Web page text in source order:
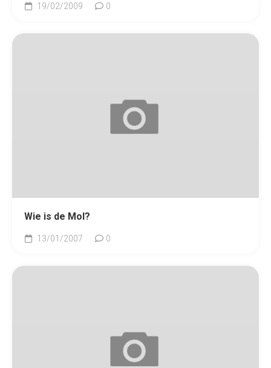
19/02/2009 0
Wie is de Mol?
13/01/2007 0